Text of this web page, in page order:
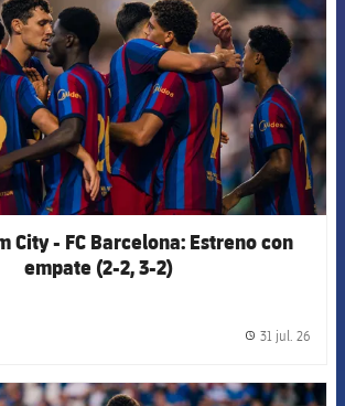
City - FC Barcelona: Estreno con
empate (2-2, 3-2)
31 jul. 26
FCB Barcelona badge